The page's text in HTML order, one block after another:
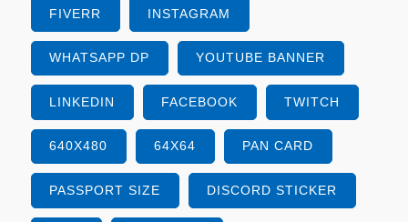
FIVERR INSTAGRAM
WHATSAPP DP YOUTUBE BANNER
LINKEDIN FACEBOOK TWITCH
640X480 64X64 PAN CARD
PASSPORT SIZE DISCORD STICKER